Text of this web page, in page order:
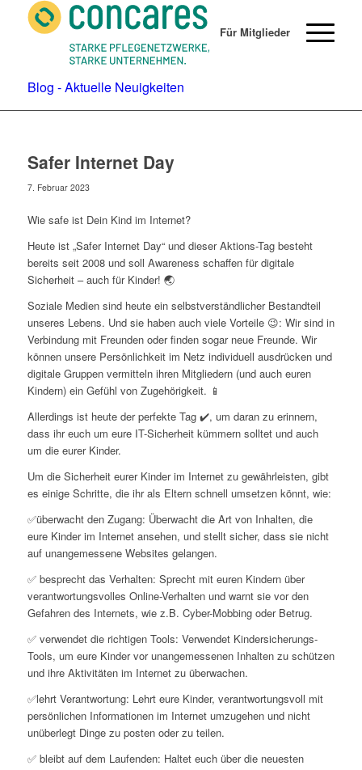
Für Mitglieder
Blog - Aktuelle Neuigkeiten
Safer Internet Day
7. Februar 2023
Wie safe ist Dein Kind im Internet?
Heute ist „Safer Internet Day“ und dieser Aktions-Tag besteht
bereits seit 2008 und soll Awareness schaffen für digitale
Sicherheit – auch für Kinder! 🌏
Soziale Medien sind heute ein selbstverständlicher Bestandteil
unseres Lebens. Und sie haben auch viele Vorteile 😉: Wir sind in
Verbindung mit Freunden oder finden sogar neue Freunde. Wir
können unsere Persönlichkeit im Netz individuell ausdrücken und
digitale Gruppen vermitteln ihren Mitgliedern (und auch euren
Kindern) ein Gefühl von Zugehörigkeit. 📱
Allerdings ist heute der perfekte Tag ✔️, um daran zu erinnern,
dass ihr euch um eure IT-Sicherheit kümmern solltet und auch
um die eurer Kinder.
Um die Sicherheit eurer Kinder im Internet zu gewährleisten, gibt
es einige Schritte, die ihr als Eltern schnell umsetzen könnt, wie:
✅überwacht den Zugang: Überwacht die Art von Inhalten, die
eure Kinder im Internet ansehen, und stellt sicher, dass sie nicht
auf unangemessene Websites gelangen.
✅ besprecht das Verhalten: Sprecht mit euren Kindern über
verantwortungsvolles Online-Verhalten und warnt sie vor den
Gefahren des Internets, wie z.B. Cyber-Mobbing oder Betrug.
✅ verwendet die richtigen Tools: Verwendet Kindersicherungs-
Tools, um eure Kinder vor unangemessenen Inhalten zu schützen
und ihre Aktivitäten im Internet zu überwachen.
✅lehrt Verantwortung: Lehrt eure Kinder, verantwortungsvoll mit
persönlichen Informationen im Internet umzugehen und nicht
unüberlegt Dinge zu posten oder zu teilen.
✅ bleibt auf dem Laufenden: Haltet euch über die neuesten